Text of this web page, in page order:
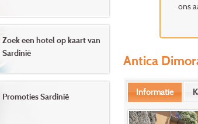
ons
Antica
Informatie
Zoek een hotel op kaart van
Sardinië
Promoties Sardinië